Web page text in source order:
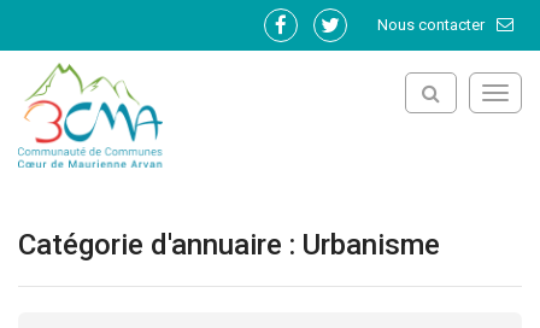
Nous contacter
Lien
Lien
Catégorie d'annuaire : Urbanisme